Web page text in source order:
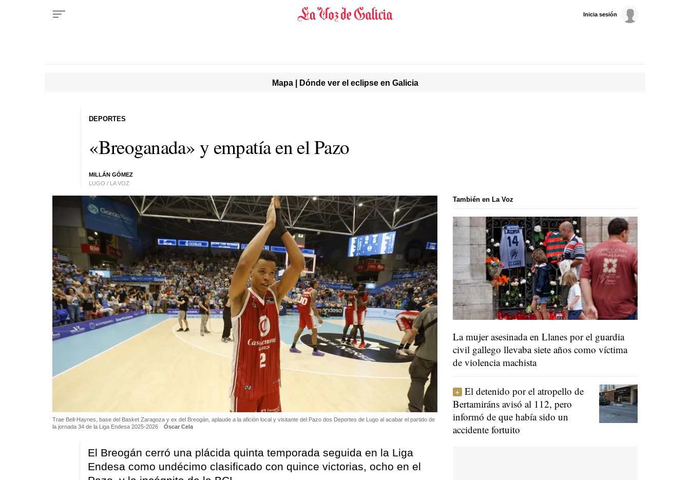
Inicia sesión
Mapa | Dónde ver el eclipse en Galicia
«Breoganada» y empatía en el Pazo
MILLÁN GÓMEZ
LUGO / LA VOZ
DEPORTES
Trae Bell-Haynes, base del Basket Zaragoza y ex del Breogán, aplaude a la afición local y visitante del Pazo dos Deportes de Lugo al acabar el partido de
la jornada 34 de la Liga Endesa 2025-2026
Óscar Cela
El Breogán cerró una plácida quinta temporada seguida en la Liga
Endesa como undécimo clasificado con quince victorias, ocho en el
También en La Voz
La mujer asesinada en Llanes por el guardia
civil gallego llevaba siete años como víctima
de violencia machista
El detenido por el atropello de
Bertamiráns avisó al 112, pero
informó de que había sido un
accidente fortuito